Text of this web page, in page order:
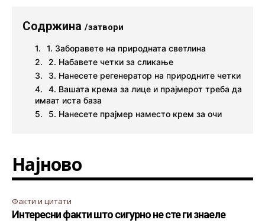
Содржина /затвори
1. Заборавете на природната светлина
2. Набавете четки за сликање
3. Нанесете регенератор на природните четки
4. Вашата крема за лице и прајмерот треба да
имаат иста база
5. Нанесете прајмер наместо крем за очи
Најново
Факти и цитати
Интересни факти што сигурно не сте ги знаеле